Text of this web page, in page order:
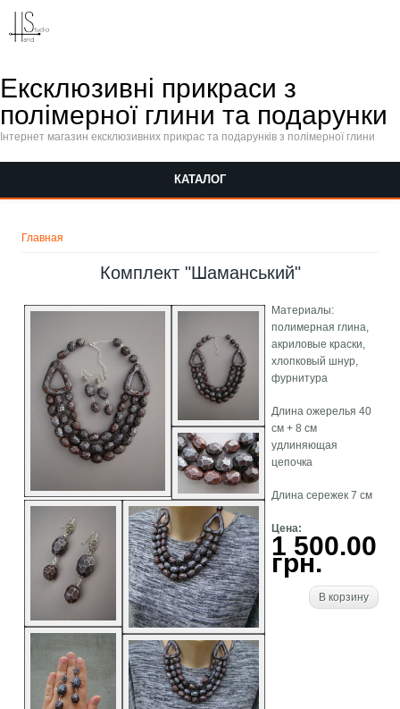
Ексклюзивні прикраси з
полімерної глини та подарунки
Інтернет магазин ексклюзивних прикрас та подарунків з полімерної глини
КАТАЛОГ
Главная
Комплект "Шаманський"
Материалы:
полимерная глина,
акриловые краски,
хлопковый шнур,
фурнитура
Длина ожерелья 40
см + 8 см
удлиняющая
цепочка
Длина сережек 7 см
Цена:
1 500.00
грн.
В корзину